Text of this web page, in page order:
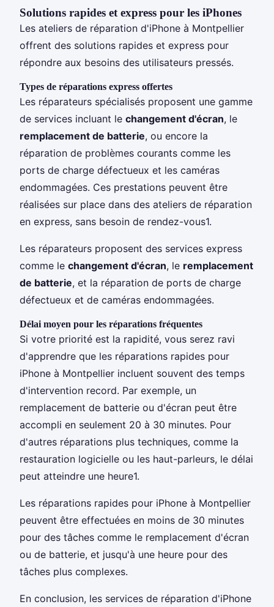
Solutions rapides et express pour les iPhones
Les ateliers de réparation d'iPhone à Montpellier
offrent des solutions rapides et express pour
répondre aux besoins des utilisateurs pressés.
Types de réparations express offertes
Les réparateurs spécialisés proposent une gamme
de services incluant le changement d'écran, le
remplacement de batterie, ou encore la
réparation de problèmes courants comme les
ports de charge défectueux et les caméras
endommagées. Ces prestations peuvent être
réalisées sur place dans des ateliers de réparation
en express, sans besoin de rendez-vous1.
Les réparateurs proposent des services express
comme le changement d'écran, le remplacement
de batterie, et la réparation de ports de charge
défectueux et de caméras endommagées.
Délai moyen pour les réparations fréquentes
Si votre priorité est la rapidité, vous serez ravi
d'apprendre que les réparations rapides pour
iPhone à Montpellier incluent souvent des temps
d'intervention record. Par exemple, un
remplacement de batterie ou d'écran peut être
accompli en seulement 20 à 30 minutes. Pour
d'autres réparations plus techniques, comme la
restauration logicielle ou les haut-parleurs, le délai
peut atteindre une heure1.
Les réparations rapides pour iPhone à Montpellier
peuvent être effectuées en moins de 30 minutes
pour des tâches comme le remplacement d'écran
ou de batterie, et jusqu'à une heure pour des
tâches plus complexes.
En conclusion, les services de réparation d'iPhone